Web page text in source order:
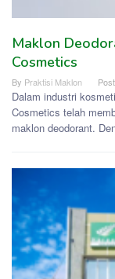
Maklon
Cosmetics
By Praktisi Maklon
Dalam industri
Cosmetics telah
maklon deodorant.